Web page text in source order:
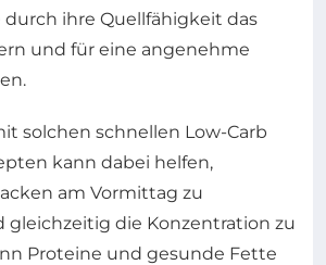
durch ihre Quellfähigkeit das
und für eine angenehme
solchen schnellen Low-Carb
kann dabei helfen,
am Vormittag zu
gleichzeitig die Konzentration zu
Proteine und gesunde Fette